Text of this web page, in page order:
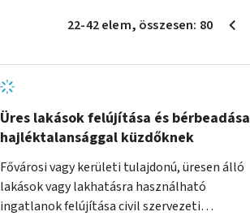
22-42elem, összesen: 80
Üres lakások felújítása és bérbeadása
hajléktalansággal küzdőknek
Fővárosi vagy kerületi tulajdonú, üresen álló
lakások vagy lakhatásra használható
ingatlanok felújítása civil szervezeti